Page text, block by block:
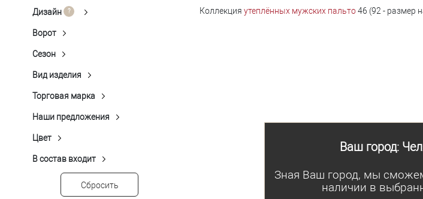
Ваш город:
Зная Ваш город, мы
наличии в
П-567 (3)
П-574
ДизайнЁлочка
(1)
Клетка неконтрастная
Однотонная Гладь
Показать ещё 2
ВоротКапюшон
Стойка
СезонДемисезон
Вид изделия
Пальто(9)
Торговая марка
Peplos(9)
Наши предложения
Распродажа(6)
ЦветСерый
Синий(1)
Темно-серый(4)
Темно-синий(1)
В состав входит
Акрил(2)
Вискоза
Нейлон(1)
Сбросить
Коллекция утеплённых мужских пальто46 (92 - размер